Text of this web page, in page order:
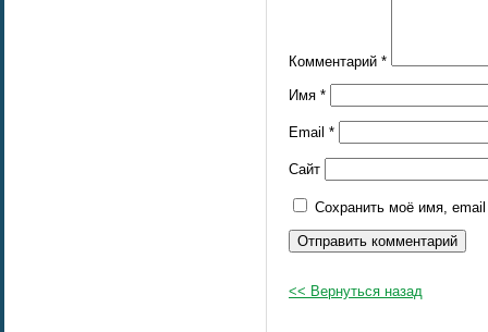
Комментарий *
Имя *
Email *
Сайт
Сохранить моё имя,
<< Вернуться назад